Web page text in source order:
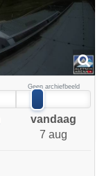
Geen archiefbeeld
vandaag
7 aug